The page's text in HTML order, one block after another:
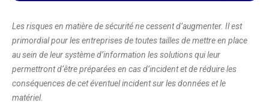
Les risques en matière de sécurité ne cessent d’augmenter. Il est
primordial pour les entreprises de toutes tailles de mettre en place
au sein de leur système d’information les solutions qui leur
permettront d’être préparées en cas d’incident et de réduire les
conséquences de cet éventuel incident sur les données et le
matériel.